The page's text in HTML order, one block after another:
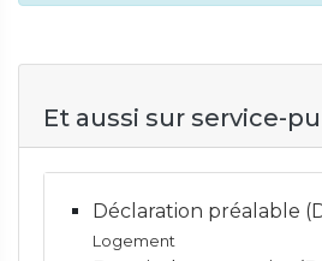
Et aussi sur service-
Déclaration préalable
Logement